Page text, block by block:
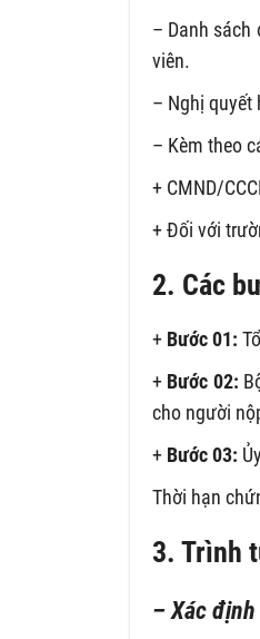
– Danh
viên.
– Nghị quyết
– Kèm theo
+ CMND/
+ Đối với
2. Các
+ Bước 01:
+ Bước 02:
cho người
+ Bước 03:
Thời hạn
3. Trình
– Xác